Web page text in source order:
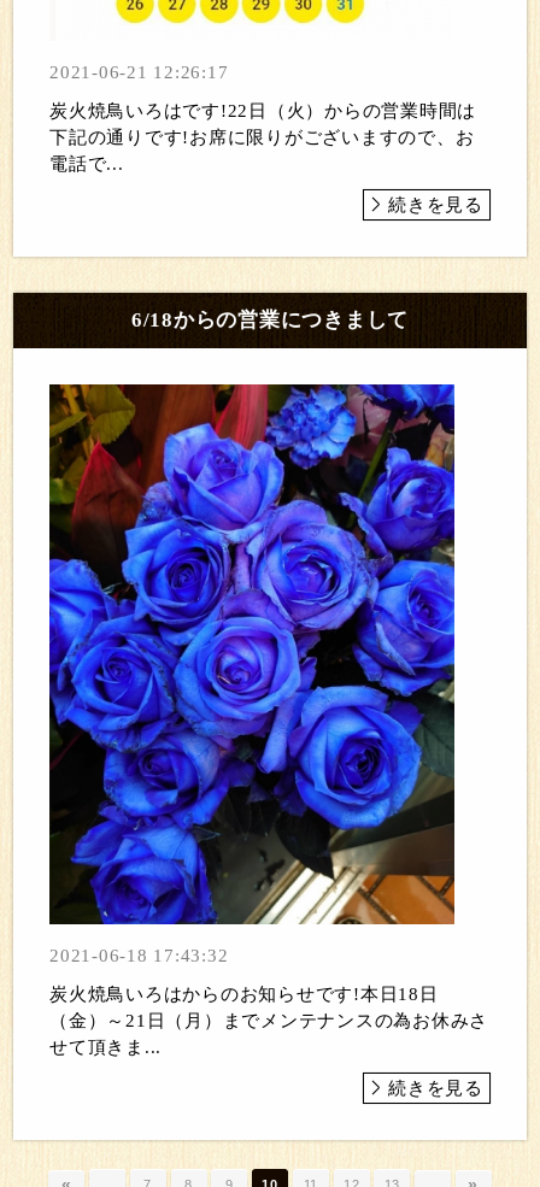
2021-06-21 12:26:17
炭火焼鳥いろはです!22日（火）からの営業時間は
下記の通りです!お席に限りがございますので、お
電話で...
続きを見る
6/18からの営業につきまして
2021-06-18 17:43:32
炭火焼鳥いろはからのお知らせです!本日18日
（金）～21日（月）までメンテナンスの為お休みさ
せて頂きま...
続きを見る